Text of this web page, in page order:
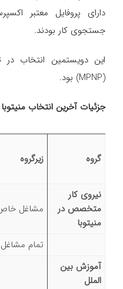
دارای پروفایل معتبر
جستجوی کار بودند.
این دویستمین انتخاب در
(MPNP) بود.
جزئیات آخرین انتخاب منیتوبا
گروه زیرگروه
نیروی کار
متخصص در
منیتوبا
مشاغل
تمام مشاغل
آموزش بین
الملل